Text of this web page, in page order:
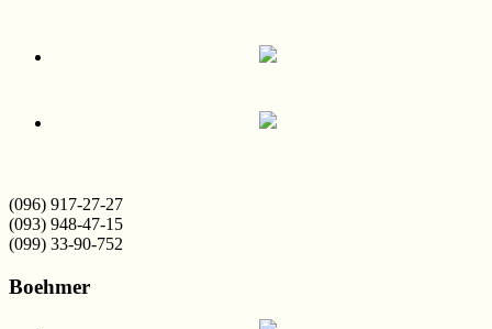
(096) 917-27-27
(093) 948-47-15
(099) 33-90-752
Boehmer